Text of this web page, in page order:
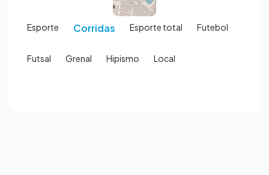
Esporte Corridas Esporte total Futebol
Futsal Grenal Hipismo Local